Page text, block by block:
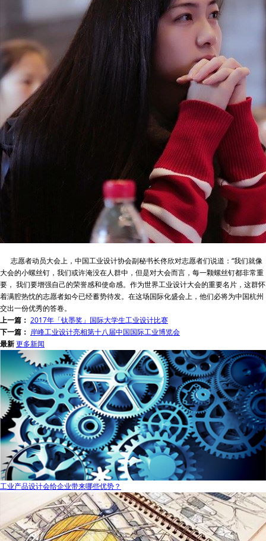
志愿者动员大会上，中国工业设计协会副秘书长佟欣对志愿者们说道：“我们就像
大会的小螺丝钉，我们或许淹没在人群中，但是对大会而言，每一颗螺丝钉都非常重
要， 我们要增强自己的荣誉感和使命感。作为世界工业设计大会的重要名片，这群怀
着满腔热忱的志愿者如今已经蓄势待发。在这场国际化盛会上，他们必将为中国杭州
交出一份优秀的答卷。
上一篇： 2017年「钛墨奖」国际大学生工业设计比赛
下一篇： 岸峰工业设计亮相第十八届中国国际工业博览会
最新更多新闻
工业产品设计会给企业带来哪些优势？